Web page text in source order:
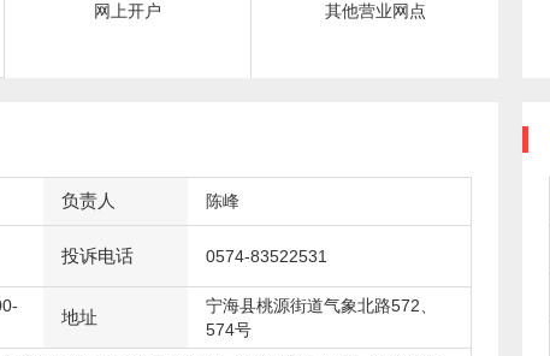
网上开户 其他营业网点
负责人 陈峰
投诉电话 0574-83522531
地址
宁海县桃源街道气象北路572、
574号